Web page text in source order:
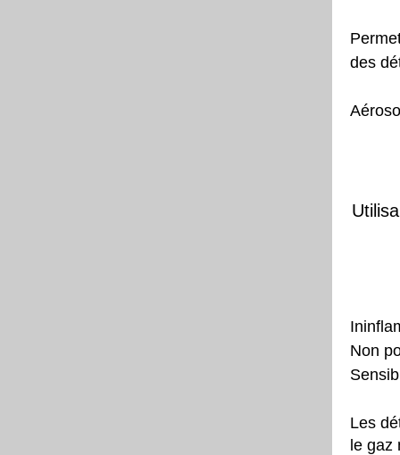
des
Non
Les
le